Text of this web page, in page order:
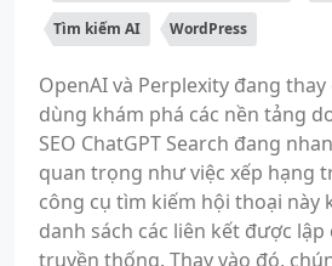
Tìm kiếm AI WordPress
OpenAI và Perplexity đang
dùng khám phá các nền tảng
SEO ChatGPT Search đang
quan trọng như việc xếp hạng
công cụ tìm kiếm hội thoại này
danh sách các liên kết được
truyền thống. Thay vào đó,